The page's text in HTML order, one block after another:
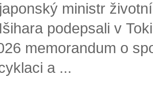
ministr
podepsali v
memorandum o
a ...